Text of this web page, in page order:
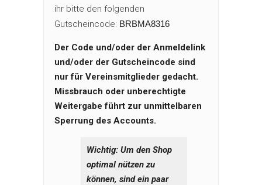
ihr bitte den folgenden
Gutscheincode: BRBMA8316
Der Code und/oder der Anmeldelink
und/oder der Gutscheincode sind
nur für Vereinsmitglieder gedacht.
Missbrauch oder unberechtigte
Weitergabe führt zur unmittelbaren
Sperrung des Accounts.
Wichtig: Um den Shop
optimal nützen zu
können, sind ein paar